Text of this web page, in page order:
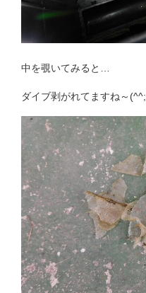
中を覗いてみると…
ダイブ剥がれてますね～(^^;